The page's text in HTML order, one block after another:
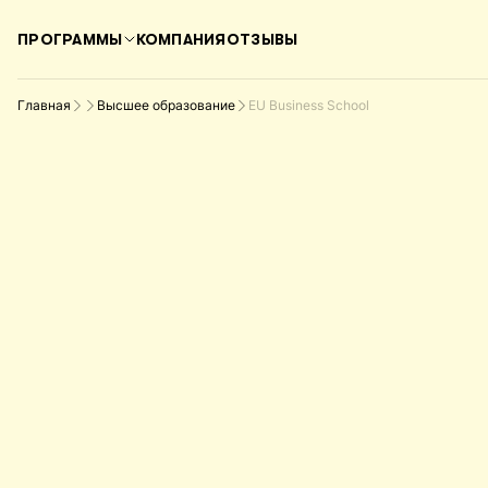
ПРОГРАММЫ КОМПАНИЯОТЗЫВЫ
Главная Высшее образование EU Business School